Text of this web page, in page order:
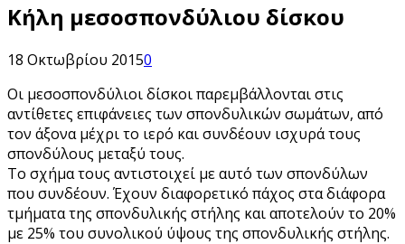
Κήλη μεσοσπονδύλιου δίσκου
18 Οκτωβρίου 20150
Οι μεσοσπονδύλιοι δίσκοι παρεμβάλλονται στις
αντίθετες επιφάνειες των σπονδυλικών σωμάτων, από
τον άξονα μέχρι το ιερό και συνδέουν ισχυρά τους
σπονδύλους μεταξύ τους.
Το σχήμα τους αντιστοιχεί με αυτό των σπονδύλων
που συνδέουν. Έχουν διαφορετικό πάχος στα διάφορα
τμήματα της σπονδυλικής στήλης και αποτελούν το 20%
με 25% του συνολικού ύψους της σπονδυλικής στήλης.